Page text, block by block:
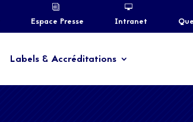
Espace Presse Intranet
Labels & Accréditations